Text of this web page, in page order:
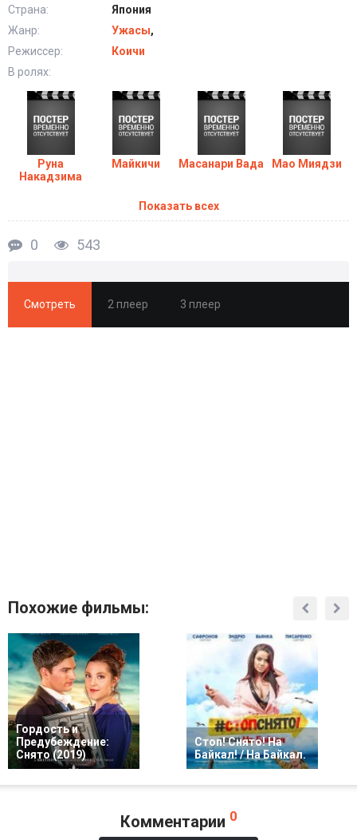
Снято (2026) в хорошем качестве HD
Страна:
Япония
Жанр:
Ужасы,
Режиссер:
Коичи
В ролях:
Руна
Накадзима
Майкичи Масанари Вада Мао Миядзи
Показать всех
0 543
Смотреть 2 плеер 3 плеер
Похожие фильмы:
Гордость и
Предубеждение:
Снято (2019)
Стоп! Снято! На
Байкал! / На Байкал.
Комментарии 0